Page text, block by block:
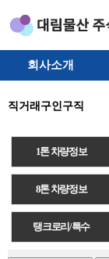
회사소개
직거래구인구직
1톤 차량정보
8톤 차량정보
탱크로리/특수